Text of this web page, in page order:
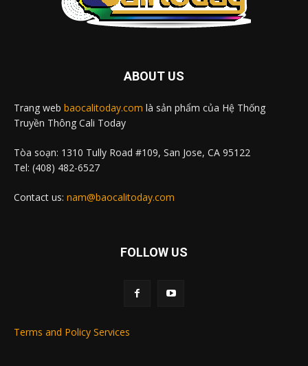
ABOUT US
Trang web baocalitoday.com là sản phẩm của Hệ Thống
Truyền Thông Cali Today
Tòa soạn: 1310 Tully Road #109, San Jose, CA 95122
Tel: (408) 482-6527
Contact us: nam@baocalitoday.com
FOLLOW US
Terms and Policy Services